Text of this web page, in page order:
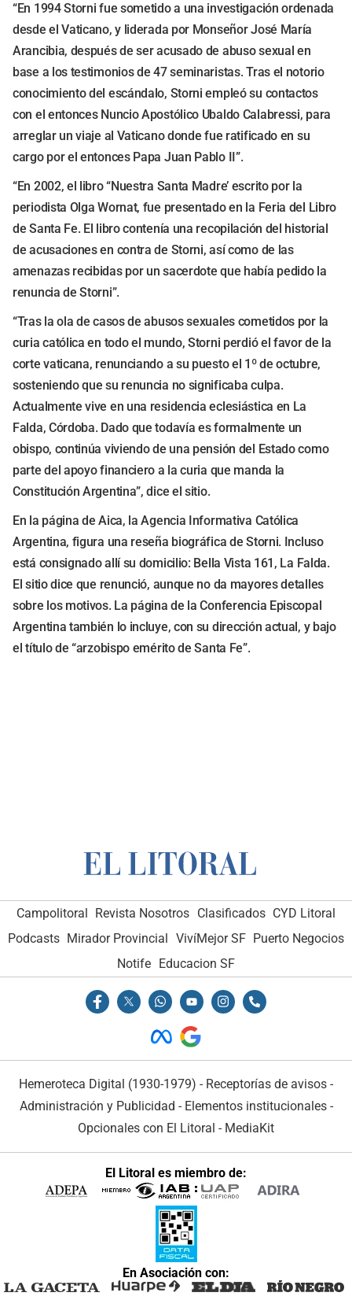
“En 1994 Storni fue sometido a una investigación ordenada
desde el Vaticano, y liderada por Monseñor José María
Arancibia, después de ser acusado de abuso sexual en
base a los testimonios de 47 seminaristas. Tras el notorio
conocimiento del escándalo, Storni empleó su contactos
con el entonces Nuncio Apostólico Ubaldo Calabressi, para
arreglar un viaje al Vaticano donde fue ratificado en su
cargo por el entonces Papa Juan Pablo II”.
“En 2002, el libro “Nuestra Santa Madre’ escrito por la
periodista Olga Wornat, fue presentado en la Feria del Libro
de Santa Fe. El libro contenía una recopilación del historial
de acusaciones en contra de Storni, así como de las
amenazas recibidas por un sacerdote que había pedido la
renuncia de Storni”.
“Tras la ola de casos de abusos sexuales cometidos por la
curia católica en todo el mundo, Storni perdió el favor de la
corte vaticana, renunciando a su puesto el 1º de octubre,
sosteniendo que su renuncia no significaba culpa.
Actualmente vive en una residencia eclesiástica en La
Falda, Córdoba. Dado que todavía es formalmente un
obispo, continúa viviendo de una pensión del Estado como
parte del apoyo financiero a la curia que manda la
Constitución Argentina”, dice el sitio.
En la página de Aica, la Agencia Informativa Católica
Argentina, figura una reseña biográfica de Storni. Incluso
está consignado allí su domicilio: Bella Vista 161, La Falda.
El sitio dice que renunció, aunque no da mayores detalles
sobre los motivos. La página de la Conferencia Episcopal
Argentina también lo incluye, con su dirección actual, y bajo
el título de “arzobispo emérito de Santa Fe”.
Campolitoral Revista Nosotros Clasificados CYD Litoral
Podcasts Mirador Provincial VivíMejor SF Puerto Negocios
Notife Educacion SF
Hemeroteca Digital (1930-1979) - Receptorías de avisos -
Administración y Publicidad - Elementos institucionales-
Opcionales con El Litoral - MediaKit
El Litoral es miembro de:
En Asociación con: